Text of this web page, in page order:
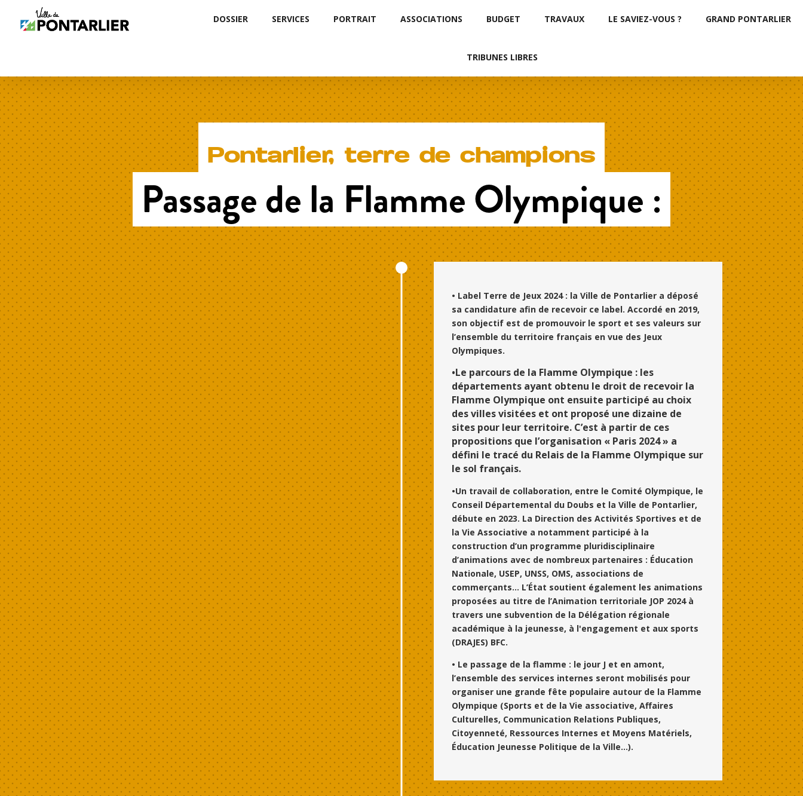
DOSSIER SERVICES PORTRAIT ASSOCIATIONS BUDGET TRAVAUX LE SAVIEZ-VOUS ? GRAND PONTARLIER
TRIBUNES LIBRES
Pontarlier, terre de champions
Passage de la Flamme Olympique :
• Label Terre de Jeux 2024 : la Ville de Pontarlier a déposé
sa candidature afin de recevoir ce label. Accordé en 2019,
son objectif est de promouvoir le sport et ses valeurs sur
l’ensemble du territoire français en vue des Jeux
Olympiques.
•Le parcours de la Flamme Olympique : les
départements ayant obtenu le droit de recevoir la
Flamme Olympique ont ensuite participé au choix
des villes visitées et ont proposé une dizaine de
sites pour leur territoire. C’est à partir de ces
propositions que l’organisation « Paris 2024 » a
défini le tracé du Relais de la Flamme Olympique sur
le sol français.
•Un travail de collaboration, entre le Comité Olympique, le
Conseil Départemental du Doubs et la Ville de Pontarlier,
débute en 2023. La Direction des Activités Sportives et de
la Vie Associative a notamment participé à la
construction d’un programme pluridisciplinaire
d’animations avec de nombreux partenaires : Éducation
Nationale, USEP, UNSS, OMS, associations de
commerçants… L’État soutient également les animations
proposées au titre de l’Animation territoriale JOP 2024 à
travers une subvention de la Délégation régionale
académique à la jeunesse, à l'engagement et aux sports
(DRAJES) BFC.
• Le passage de la flamme : le jour J et en amont,
l’ensemble des services internes seront mobilisés pour
organiser une grande fête populaire autour de la Flamme
Olympique (Sports et de la Vie associative, Affaires
Culturelles, Communication Relations Publiques,
Citoyenneté, Ressources Internes et Moyens Matériels,
Éducation Jeunesse Politique de la Ville...).